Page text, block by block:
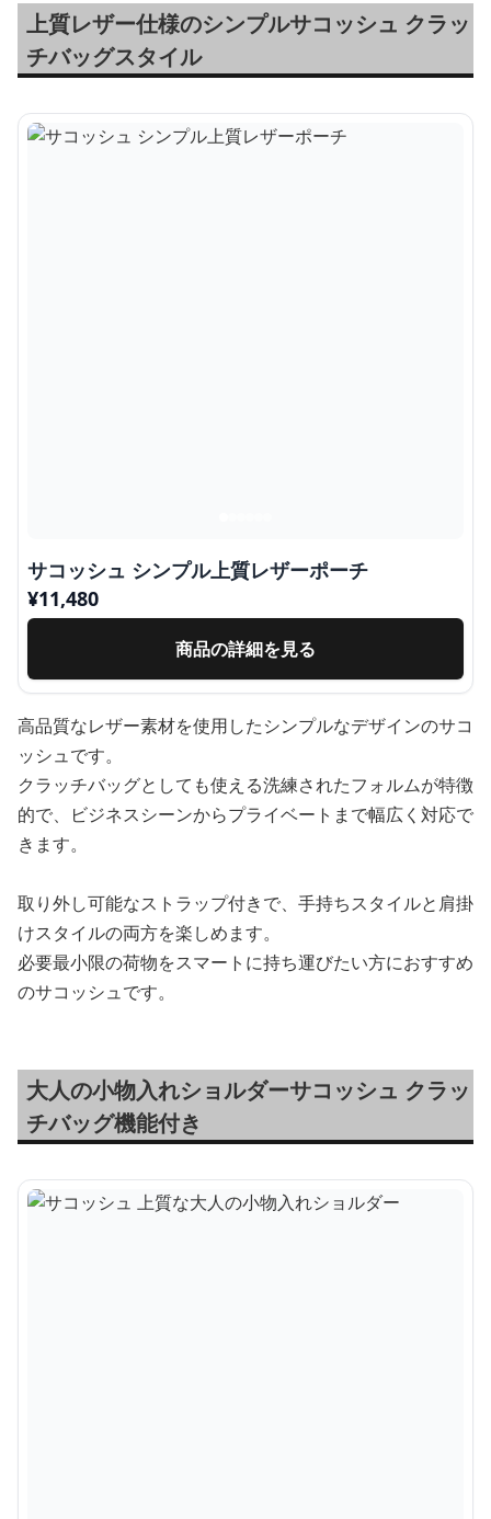
上質レザー仕様のシンプルサコッシュ クラッ
チバッグスタイル
サコッシュ シンプル上質レザーポーチ
¥11,480
商品の詳細を見る
高品質なレザー素材を使用したシンプルなデザインのサコ
ッシュです。
クラッチバッグとしても使える洗練されたフォルムが特徴
的で、ビジネスシーンからプライベートまで幅広く対応で
きます。
取り外し可能なストラップ付きで、手持ちスタイルと肩掛
けスタイルの両方を楽しめます。
必要最小限の荷物をスマートに持ち運びたい方におすすめ
のサコッシュです。
大人の小物入れショルダーサコッシュ クラッ
チバッグ機能付き